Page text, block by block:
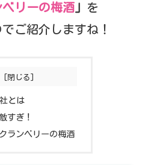
リーの梅酒 」 を
ご紹介しますね！
とは
すぎ！
ランベリーの梅酒